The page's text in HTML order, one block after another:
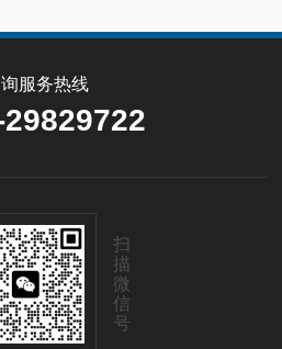
服务热线
扫
描
微
信
号